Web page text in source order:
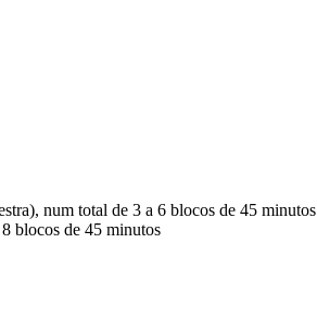
num total de 3 a 6 blocos de 45 minutos
blocos de 45 minutos